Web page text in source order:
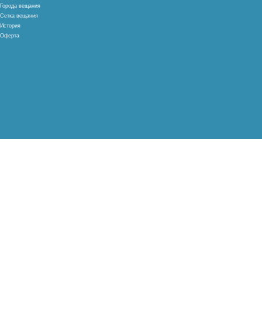
Города вещания
Сетка вещания
История
Оферта